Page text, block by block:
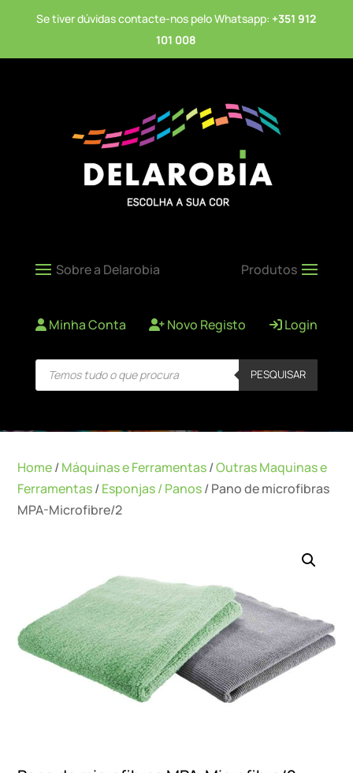
Se tiver dúvidas contacte-nos pelo Whatsapp: +351 912
101 008
Minha Conta Novo Registo Login
Products
search PESQUISAR
Home/Máquinas e Ferramentas/Outras Maquinas e
Ferramentas/Esponjas / Panos/ Pano de microfibras
MPA-Microfibre/2